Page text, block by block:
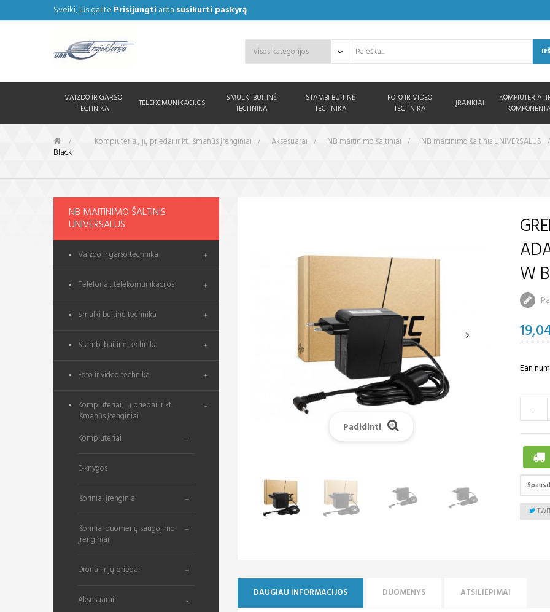
Sveiki, jūs galite Prisijungtiarba susikurti paskyrą
VAIZDO IR GARSO
TECHNIKA
TELEKOMUNIKACIJOS
SMULKI BUITINĖ
TECHNIKA
STAMBI BUITINĖ
TECHNIKA
FOTO IR VIDEO
TECHNIKA
ĮRANKIAI
KOMPIUTERIAI
&gt; Kompiuteriai, jų priedai ir kt. išmanūs įrenginiai > Aksesuarai > NB maitinimo šaltiniai > NB maitinimo šaltinis UNIVERSALUS
Black
NB MAITINIMO ŠALTINIS
UNIVERSALUS
Vaizdo ir garso technika
Telefonai, telekomunikacijos
Smulki buitinė technika
Stambi buitinė technika
Foto ir video technika
Kompiuteriai, jų priedai ir kt.
išmanūs įrenginiai
Kompiuteriai
E-knygos
Išoriniai įrenginiai
Išoriniai duomenų saugojimo
įrenginiai
Dronai ir jų priedai
Aksesuarai
Padidinti
W
Ean
-
DAUGIAU INFORMACIJOS DUOMENYS ATSILIEPIMAI